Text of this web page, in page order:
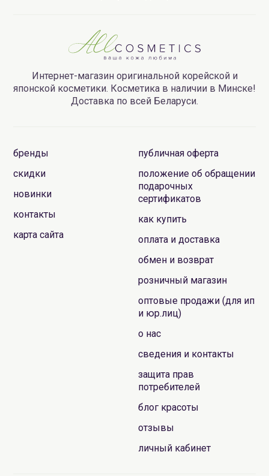
Интернет-магазин оригинальной корейской и
японской косметики. Косметика в наличии в Минске!
Доставка по всей Беларуси.
бренды
скидки
новинки
контакты
карта сайта
публичная оферта
положение об обращении
подарочных
сертификатов
как купить
оплата и доставка
обмен и возврат
розничный магазин
оптовые продажи (для ип
и юр.лиц)
о нас
сведения и контакты
защита прав
потребителей
блог красоты
отзывы
личный кабинет